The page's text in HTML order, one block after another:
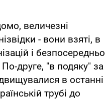
величезні
- вони взяті, в
і безпосередньо
друге, "в подяку" за
в останні
трубі до